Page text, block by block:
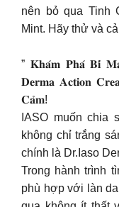
nên bỏ qua Tinh
Mint. Hãy thử và
” 𝐊𝐡𝐚́𝐦 𝐏𝐡𝐚́ 𝐁𝐢́
𝐃𝐞𝐫𝐦𝐚 𝐀𝐜𝐭𝐢𝐨𝐧
𝐂𝐚̉𝐦!
IASO muốn chia
không chỉ trắng
chính là Dr.Iaso
Trong hành trình
phù hợp với làn